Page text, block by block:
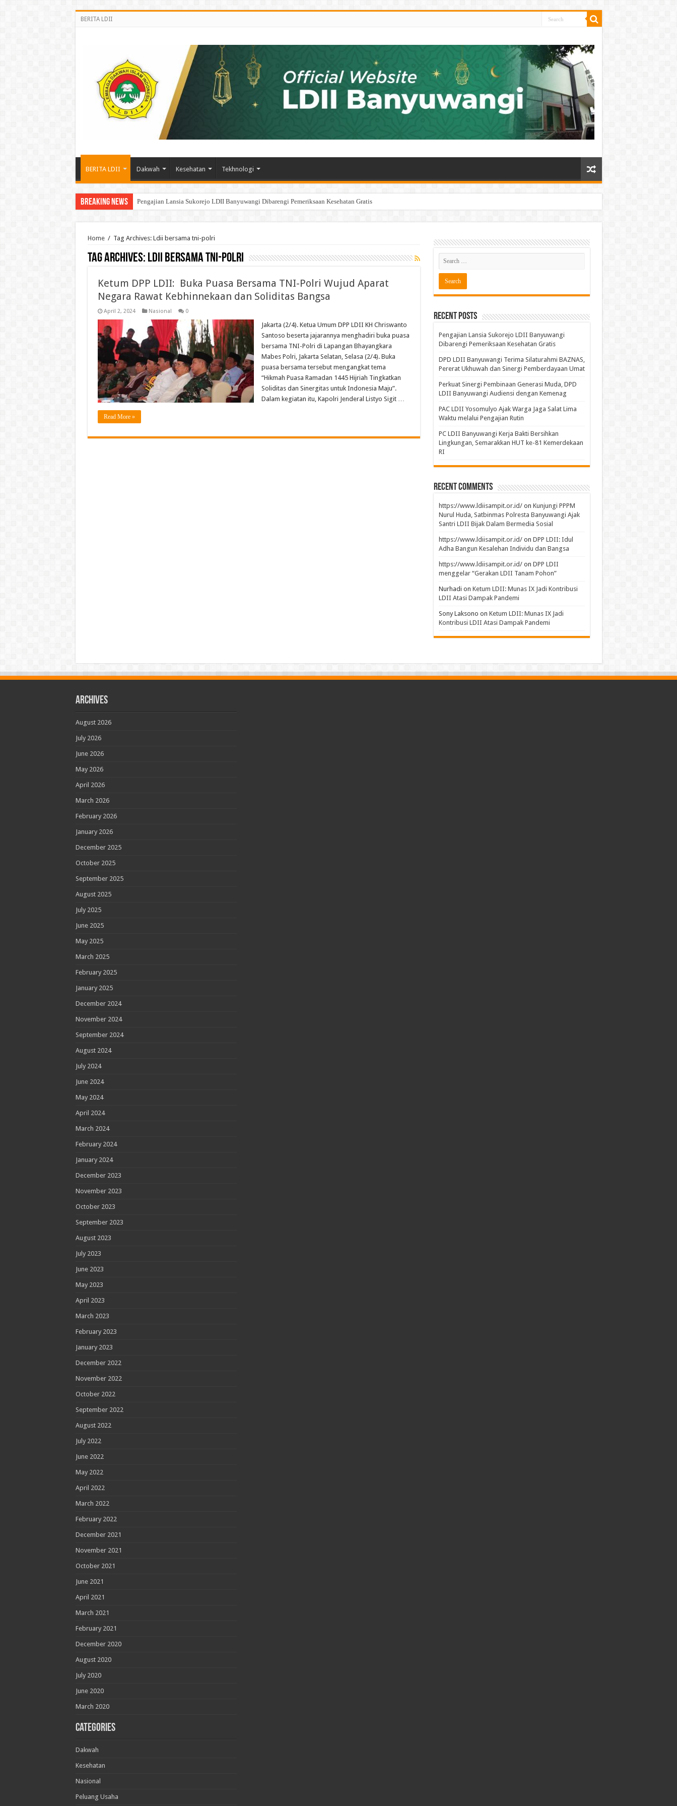
BERITA LDII
BERITA LDII Dakwah Kesehatan Tekhnologi
Breaking News Pengajian Lansia Sukorejo LDII Banyuwangi Dibarengi Pemeriksaan Kesehatan Gratis
Home / Tag Archives: Ldii bersama tni-polri
Tag Archives: Ldii bersama tni-polri
Ketum DPP LDII: Buka Puasa Bersama TNI-Polri Wujud Aparat
Negara Rawat Kebhinnekaan dan Soliditas Bangsa
April 2, 2024 Nasional 0
Jakarta (2/4). Ketua Umum DPP LDII KH Chriswanto
Santoso beserta jajarannya menghadiri buka puasa
bersama TNI-Polri di Lapangan Bhayangkara
Mabes Polri, Jakarta Selatan, Selasa (2/4). Buka
puasa bersama tersebut mengangkat tema
“Hikmah Puasa Ramadan 1445 Hijriah Tingkatkan
Soliditas dan Sinergitas untuk Indonesia Maju”.
Dalam kegiatan itu, Kapolri Jenderal Listyo Sigit …
Read More »
Recent Posts
Pengajian Lansia Sukorejo LDII Banyuwangi
Dibarengi Pemeriksaan Kesehatan Gratis
DPD LDII Banyuwangi Terima Silaturahmi BAZNAS,
Pererat Ukhuwah dan Sinergi Pemberdayaan Umat
Perkuat Sinergi Pembinaan Generasi Muda, DPD
LDII Banyuwangi Audiensi dengan Kemenag
PAC LDII Yosomulyo Ajak Warga Jaga Salat Lima
Waktu melalui Pengajian Rutin
PC LDII Banyuwangi Kerja Bakti Bersihkan
Lingkungan, Semarakkan HUT ke-81 Kemerdekaan
RI
Recent Comments
https://www.ldiisampit.or.id/on Kunjungi PPPM
Nurul Huda, Satbinmas Polresta Banyuwangi Ajak
Santri LDII Bijak Dalam Bermedia Sosial
https://www.ldiisampit.or.id/on DPP LDII: Idul
Adha Bangun Kesalehan Individu dan Bangsa
https://www.ldiisampit.or.id/on DPP LDII
menggelar “Gerakan LDII Tanam Pohon”
Nurhadi on Ketum LDII: Munas IX Jadi Kontribusi
LDII Atasi Dampak Pandemi
Sony Laksono on Ketum LDII: Munas IX Jadi
Kontribusi LDII Atasi Dampak Pandemi
Archives
August 2026
July 2026
June 2026
May 2026
April 2026
March 2026
February 2026
January 2026
December 2025
October 2025
September 2025
August 2025
July 2025
June 2025
May 2025
March 2025
February 2025
January 2025
December 2024
November 2024
September 2024
August 2024
July 2024
June 2024
May 2024
April 2024
March 2024
February 2024
January 2024
December 2023
November 2023
October 2023
September 2023
August 2023
July 2023
June 2023
May 2023
April 2023
March 2023
February 2023
January 2023
December 2022
November 2022
October 2022
September 2022
August 2022
July 2022
June 2022
May 2022
April 2022
March 2022
February 2022
December 2021
November 2021
October 2021
June 2021
April 2021
March 2021
February 2021
December 2020
August 2020
July 2020
June 2020
March 2020
Categories
Dakwah
Kesehatan
Nasional
Peluang Usaha